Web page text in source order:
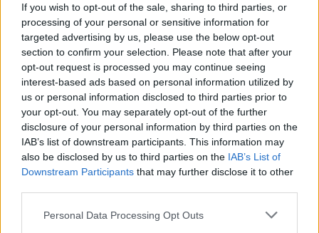
If you wish to opt-out of the sale, sharing to third parties, or
processing of your personal or sensitive information for
targeted advertising by us, please use the below opt-out
section to confirm your selection. Please note that after your
opt-out request is processed you may continue seeing
interest-based ads based on personal information utilized by
us or personal information disclosed to third parties prior to
your opt-out. You may separately opt-out of the further
disclosure of your personal information by third parties on the
IAB’s list of downstream participants. This information may
also be disclosed by us to third parties on the IAB’s List of
Downstream Participants that may further disclose it to other
Please note that this website/app uses one or more Google
Personal Data Processing Opt Outs
Követem
#BALESET-BŰNÜGY #EMBRIÓ #BEÜLTETÉS
#LOMBIK #TERMÉKENYSÉG #MEDDŐSÉG